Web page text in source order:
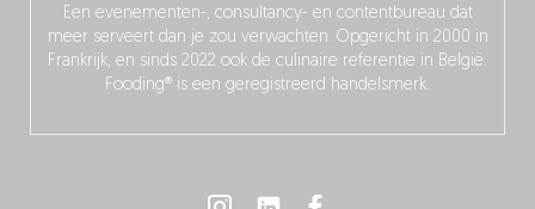
Een evenementen-, consultancy- en contentbureau dat
meer serveert dan je zou verwachten. Opgericht in 2000 in
Frankrijk, en sinds 2022 ook de culinaire referentie in België.
Fooding® is een geregistreerd handelsmerk.